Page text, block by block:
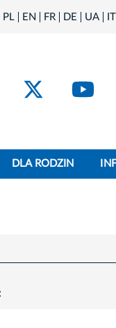
PL EN FR DE UA IT
DLA RODZIN